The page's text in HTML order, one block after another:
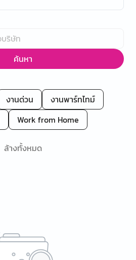
ค้นหา
งานด่วน
งานพาร์ทไทม์
Work from Home
ล้างทั้งหมด